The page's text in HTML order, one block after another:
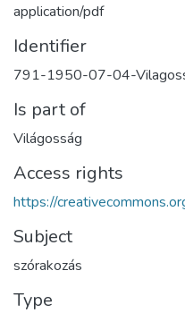
application/pdf
Identifier
791-1950-07-04-
Is part of
Világosság
Access rights
https://
Subject
szórakozás
Type